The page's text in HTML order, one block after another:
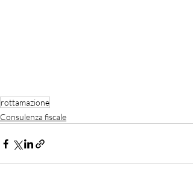
rottamazione
Consulenza fiscale